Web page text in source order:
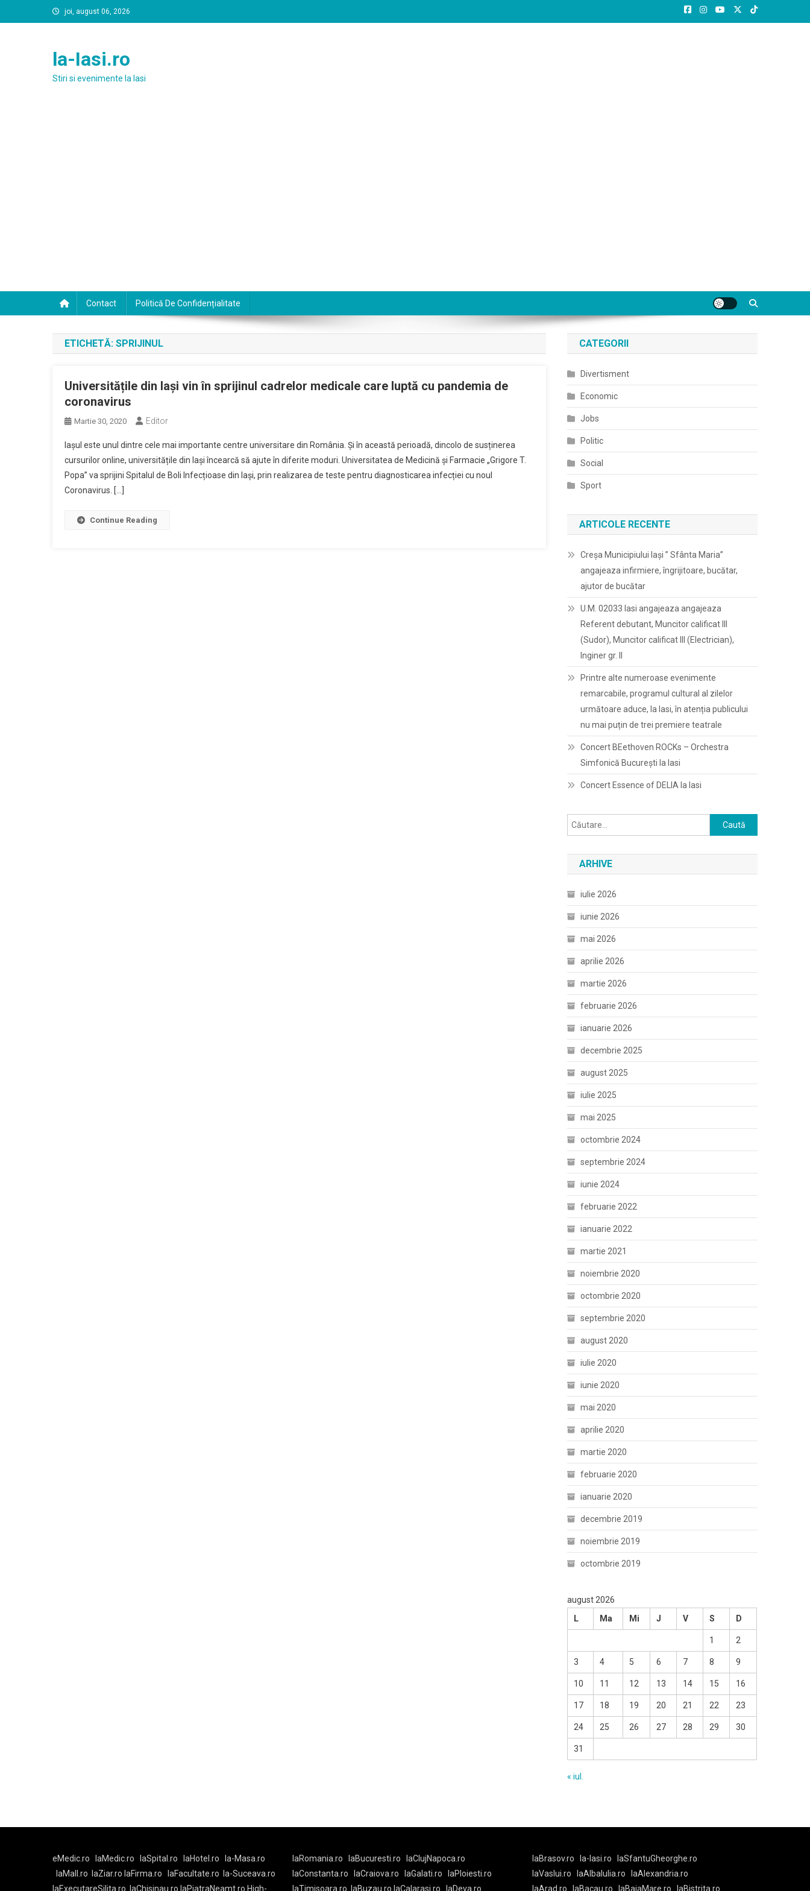
to
joi, august 06, 2026
la-Iasi.ro
Stiri si evenimente la Iasi
Contact Politică De Confidențialitate
ETICHETĂ: SPRIJINUL
Universitățile din Iași vin în sprijinul cadrelor medicale care luptă cu pandemia de
coronavirus
Martie 30, 2020 Editor
Iașul este unul dintre cele mai importante centre universitare din România. Și în această perioadă, dincolo de susținerea
cursurilor online, universitățile din Iași încearcă să ajute în diferite moduri. Universitatea de Medicină și Farmacie „Grigore T.
Popa” va sprijini Spitalul de Boli Infecțioase din Iași, prin realizarea de teste pentru diagnosticarea infecției cu noul
Coronavirus. […]
Continue Reading
CATEGORII
Divertisment
Economic
Jobs
Politic
Social
Sport
ARTICOLE RECENTE
Creșa Municipiului Iași ” Sfânta Maria”
angajeaza infirmiere, îngrijitoare, bucătar,
ajutor de bucătar
U.M. 02033 Iasi angajeaza angajeaza
Referent debutant, Muncitor calificat III
(Sudor), Muncitor calificat III (Electrician),
Inginer gr. II
Printre alte numeroase evenimente
remarcabile, programul cultural al zilelor
următoare aduce, la Iasi, în atenția publicului
nu mai puțin de trei premiere teatrale
Concert BEethoven ROCKs – Orchestra
Simfonică București la Iasi
Concert Essence of DELIA la Iasi
Caută
după:
ARHIVE
iulie 2026
iunie 2026
mai 2026
aprilie 2026
martie 2026
februarie 2026
ianuarie 2026
decembrie 2025
august 2025
iulie 2025
mai 2025
octombrie 2024
septembrie 2024
iunie 2024
februarie 2022
ianuarie 2022
martie 2021
noiembrie 2020
octombrie 2020
septembrie 2020
august 2020
iulie 2020
iunie 2020
mai 2020
aprilie 2020
martie 2020
februarie 2020
ianuarie 2020
decembrie 2019
noiembrie 2019
octombrie 2019
august 2026
L
Ma Mi J V S D
1 2
3 4 5 6 7 8 9
10 11 12 13 14 15 16
17 18 19 20 21 22 23
24 25 26 27 28 29 30
31
« iul.
eMedic.ro laMedic.ro laSpital.ro laHotel.ro
la-Masa.ro
laMall.ro
laZiar.ro laFirma.ro laFacultate.ro
la-Suceava.ro
laExecutareSilita.ro
laChisinau.ro laPiatraNeamt.ro High-
laRomania.ro laBucuresti.ro
laClujNapoca.ro
laConstanta.ro
laCraiova.ro laGalati.ro
laPloiesti.ro
laTimisoara.ro
laBuzau.ro laCalarasi.ro laDeva.ro
laBrasov.ro la-Iasi.ro
laSfantuGheorghe.ro
laVaslui.ro
laAlbaIulia.ro
laAlexandria.ro
laArad.ro
laBacau.ro laBaiaMare.ro laBistrita.ro